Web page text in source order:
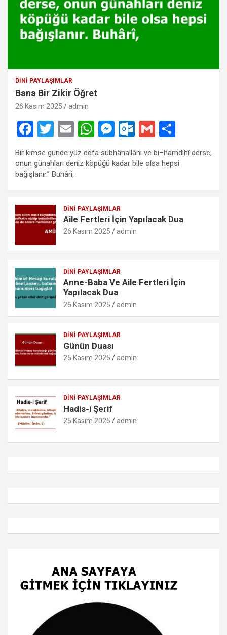
DINI PAYLAŞIMLAR
Bana Bir Zikir Öğret
26 Kasım 2025 admin
F
ce
b
o
o
k
T
wi
tt
er
E
m
ail
W
h
at
A
p
p
M
es
se
g
er
O
ut
lo
k.
o
G
m
ail
h
ar
Bir kimse günde yüz defa sübhânallâhi ve bi–hamdihî derse,
onun günahları deniz köpüğü kadar bile olsa hepsi
bağışlanır.” Buhârî,
DINI PAYLAŞIMLAR
Aile Fertleri İçin Yapılacak Dua
26 Kasım 2025 admin
DINI PAYLAŞIMLAR
Anne-Baba Ve Aile Fertleri İçin
Yapılacak Dua
26 Kasım 2025 admin
DINI PAYLAŞIMLAR
Günün Duası
25 Kasım 2025 admin
DINI PAYLAŞIMLAR
Hadis-i Şerif
25 Kasım 2025 admin